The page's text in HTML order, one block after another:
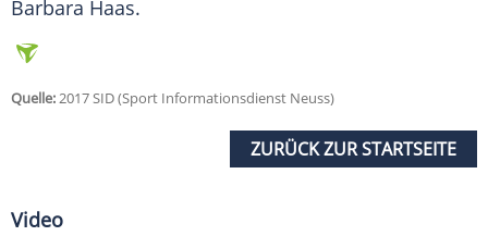
Barbara Haas.
Quelle:2017 SID (Sport Informationsdienst Neuss)
ZURÜCK ZUR STARTSEITE
Video